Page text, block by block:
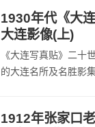
发行时间为1937年12
摄时间早于1937年12
民政%府总统府原为
汉王府，两江总督府
1930年代《大
大连影像(上)
《大连写真贴》二十
的大连名所及名胜影
30年的大连名所、知
1912年张家口